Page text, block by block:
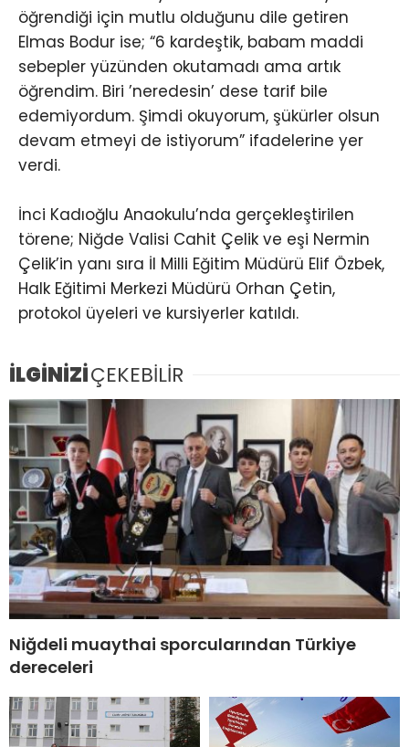
öğrendiği için mutlu olduğunu dile getiren
Elmas Bodur ise; “6 kardeştik, babam maddi
sebepler yüzünden okutamadı ama artık
öğrendim. Biri ’neredesin’ dese tarif bile
edemiyordum. Şimdi okuyorum, şükürler olsun
devam etmeyi de istiyorum” ifadelerine yer
verdi.
İnci Kadıoğlu Anaokulu’nda gerçekleştirilen
törene; Niğde Valisi Cahit Çelik ve eşi Nermin
Çelik’in yanı sıra İl Milli Eğitim Müdürü Elif Özbek,
Halk Eğitimi Merkezi Müdürü Orhan Çetin,
protokol üyeleri ve kursiyerler katıldı.
İLGİNİZİÇEKEBİLİR
Niğdeli muaythai sporcularından Türkiye
dereceleri